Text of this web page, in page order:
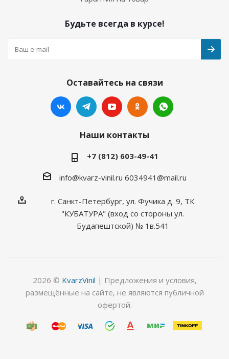
Будьте всегда в курсе!
Оставайтесь на связи
Наши контакты
+7 (812) 603-49-41
info@kvarz-vinil.ru 6034941@mail.ru
г. Санкт-Петербург, ул. Фучика д. 9, ТК
"КУБАТУРА" (вход со стороны ул.
Будапештской) № 1в.541
2026 © KvarzVinil | Предложения и условия,
размещённые на сайте, не являются публичной
офертой.